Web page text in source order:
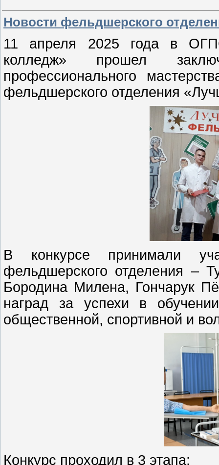
Новости фельдшерского
11 апреля 2025 года в
колледж» прошел
профессионального
фельдшерского отделения
В конкурсе принимали
фельдшерского отделения –
Бородина Милена, Гончарук
наград за успехи в
общественной, спортивной и
Конкурс проходил в 3 этапа: